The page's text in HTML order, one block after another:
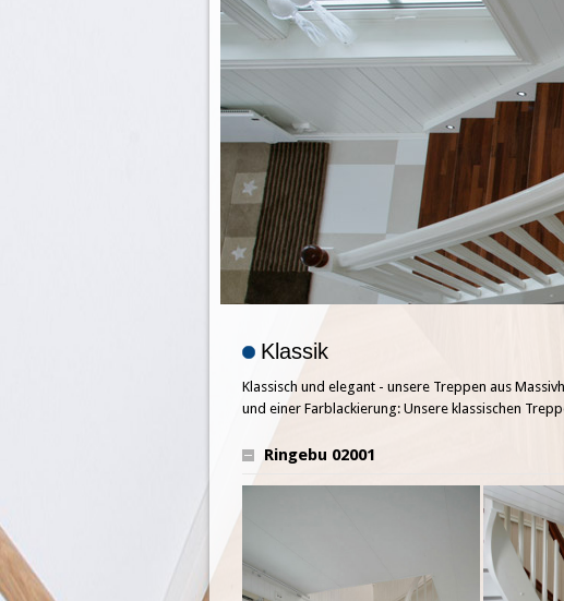
Klassik
Klassisch und elegant - unsere Treppen aus
und einer Farblackierung: Unsere klassischen
Ringebu 02001